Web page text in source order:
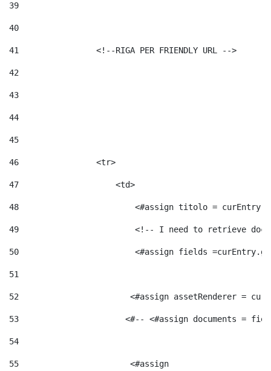
39
40
41
                <!--RIGA PER FRIENDLY URL -->
42
43
44
45
46
                <tr>
47
                    <td>
48
<#assign titolo =
49
<!-- I need to retrieve
50
<#assign fields
51
52
<#assign assetRenderer =
53
<#-- <#assign documents =
54
55
                       <#assign